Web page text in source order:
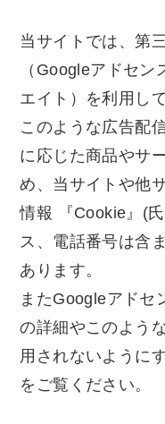
当サイトでは、第
（Googleアドセ
エイト）を利用し
このような広告配
に応じた商品やサ
め、当サイトや他
情報 『Cookie』(
ス、電話番号は含
あります。
またGoogleアドセ
の詳細やこのよう
用されないように
をご覧ください。